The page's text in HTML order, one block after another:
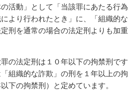
活動」として「当該罪にあたる行為
より行われたとき」に、「組織的な
刑を通常の場合の法定刑よりも加重
の法定刑は１０年以下の拘禁刑です
組織的な詐欺」の刑を１年以上の拘
下の拘禁刑）と定めています。